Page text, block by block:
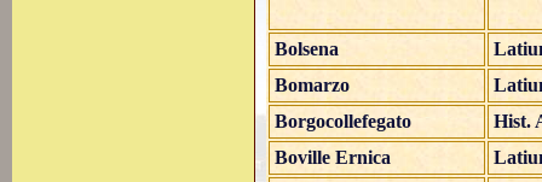
Bolsena
Bomarzo
Borgocollefegato
Hist.
Boville Ernica